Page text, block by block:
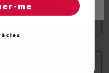
me